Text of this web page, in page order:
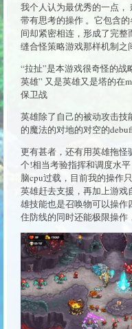
我个人认为最优秀的一点，
带有思考的操作 。它包含
间却紧密相连，形成了完
缝合怪策略游戏那样机制之
“拉扯”是本游戏很奇怪的
英雄” 又是英雄又是塔的在
保卫战
英雄除了自己的被动攻击
的魔法的对地的对空的
更有甚者，还有用英雄拖
个!相当考验指挥和调度水
脑cpu过载，目前我的操作
英雄赶去支援，再加上游
雄技能也是召唤物可以操
住防线的同时还能极限操作